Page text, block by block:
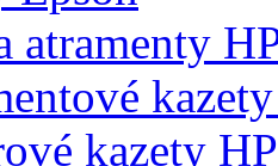
atramenty
kazety HP